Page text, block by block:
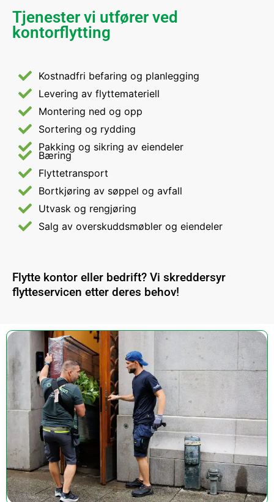
Tjenester vi utfører ved
kontorflytting
Kostnadfri befaring og planlegging
Levering av flyttemateriell
Montering ned og opp
Sortering og rydding
Pakking og sikring av eiendeler
Bæring
Flyttetransport
Bortkjøring av søppel og avfall
Utvask og rengjøring
Salg av overskuddsmøbler og eiendeler
Flytte kontor eller bedrift? Vi skreddersyr
flytteservicen etter deres behov!